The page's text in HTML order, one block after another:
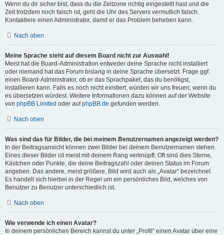
Wenn du dir sicher bist, dass du die Zeitzone richtig eingestellt hast und die
Zeit trotzdem noch falsch ist, geht die Uhr des Servers vermutlich falsch.
Kontaktiere einen Administrator, damit er das Problem beheben kann.
Nach oben
Meine Sprache steht auf diesem Board nicht zur Auswahl!
Meist hat die Board-Administration entweder deine Sprache nicht installiert
oder niemand hat das Forum bislang in deine Sprache übersetzt. Frage ggf.
einen Board-Administrator, ob er das Sprachpaket, das du benötigst,
installieren kann. Falls es noch nicht existiert, würden wir uns freuen, wenn du
es übersetzen würdest. Weitere Informationen dazu können auf der Website
von phpBB Limited oder aufphpBB.de gefunden werden.
Nach oben
Was sind das für Bilder, die bei meinem Benutzernamen angezeigt werden?
In der Beitragsansicht können zwei Bilder bei deinem Benutzernamen stehen.
Eines dieser Bilder ist meist mit deinem Rang verknüpft: Oft sind dies Sterne,
Kästchen oder Punkte, die deine Beitragszahl oder deinen Status im Forum
angeben. Das andere, meist größere, Bild wird auch als „Avatar“ bezeichnet.
Es handelt sich hierbei in der Regel um ein persönliches Bild, welches von
Benutzer zu Benutzer unterschiedlich ist.
Nach oben
Wie verwende ich einen Avatar?
In deinem persönlichen Bereich kannst du unter „Profil“ einen Avatar über eine